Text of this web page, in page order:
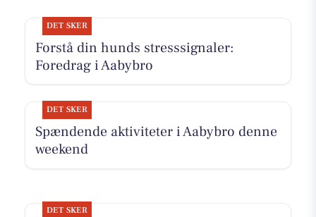
DET SKER
Forstå din hunds stresssignaler:
Foredrag i Aabybro
DET SKER
Spændende aktiviteter i Aabybro denne
weekend
DET SKER